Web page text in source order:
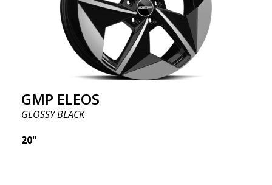
GMP ELEOS
GLOSSY BLACK
20"